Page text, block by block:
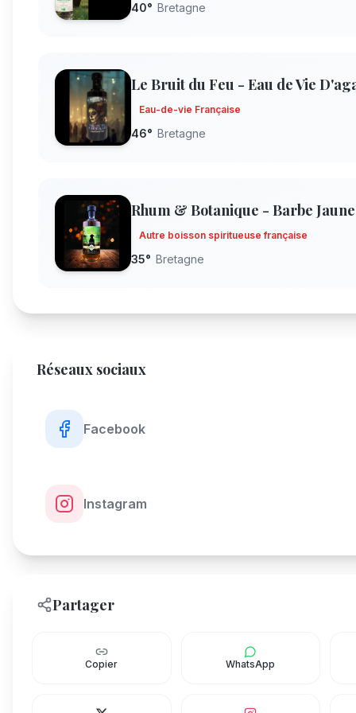
40° Bretagne
Le Bruit du Feu - Eau de Vie
Eau-de-vie Française
46° Bretagne
Rhum & Botanique - Barbe Jaune
Autre boisson spiritueuse française
35° Bretagne
Réseaux sociaux
Facebook
Instagram
Partager
Copier WhatsApp